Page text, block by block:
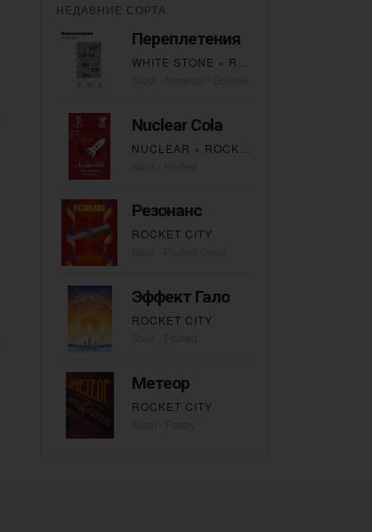
НЕДАВНИЕ СОРТА
Переплетения
WHITE STONE × ROCKET CITY
Nuclear Cola
NUCLEAR × ROCKET CITY
Резонанс
ROCKET CITY
Эффект Гало
ROCKET CITY
Метеор
ROCKET CITY